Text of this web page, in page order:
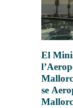
El
se